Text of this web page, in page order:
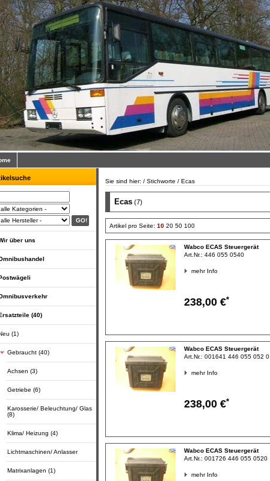
über uns
(40)
(1)
Gebraucht (40)
Achsen (3)
Getriebe (6)
Karosserie/ Beleuchtung/ Glas
(8)
Klima/ Heizung (4)
Lichtmaschinen/ Anlasser
Matrixanlagen (1)
Sie sind hier: / Stichworte / Ecas
Ecas (7)
Artikel pro Seite: 10 20 50 100
Wabco ECAS Steuergerät
Art.Nr.: 446 055 0540
mehr Info
238,00 €*
Wabco ECAS Steuergerät
Art.Nr.: 001641 446 055 052 0
mehr Info
238,00 €*
Wabco ECAS Steuergerät
Art.Nr.: 001726 446 055 0520
mehr Info